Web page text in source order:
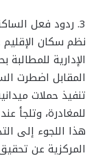
3. ردود فعل الساكنة والسلطات
نظم سكان الإقليم
الإدارية
المقابل اضطرت
تنفيذ حملات
للمغادرة، وتلجأ
هذا اللجوء إلى
المركزية عن